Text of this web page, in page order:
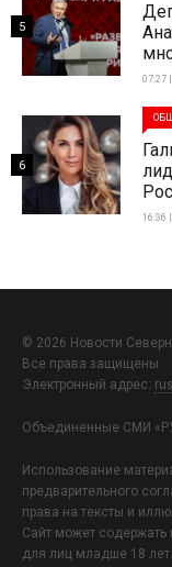
07:27
5
16:36
6
© 2026 Новости
Все права защищены.
Электронный адрес:
Объединенные СМИ
Использование
предварительного
права на тексты и
Сайт может
для лиц младше 18 лет.